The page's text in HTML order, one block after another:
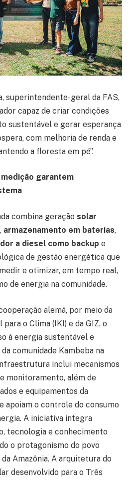
superintendente-geral da FAS,
capaz de criar condições
sustentável e gerar esperança
com melhoria de renda e
a floresta em pé”.
garantem
combina geração solar
, armazenamento em baterias,
a diesel como backup e
de gestão energética que
e otimizar, em tempo real,
de energia na comunidade.
alemã, por meio da
o Clima (IKI) e da GIZ, o
à energia sustentável e
comunidade Kambeba na
inclui mecanismos
monitoramento, além de
e equipamentos da
apoiam o controle do consumo
A iniciativa integra
tecnologia e conhecimento
o protagonismo do povo
Amazônia. A arquitetura do
desenvolvido para o Três